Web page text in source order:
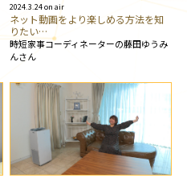
2024.3.24 on air
ネット動画をより楽しめる方法を知
りたい…
時短家事コーディネーターの藤田ゆうみ
んさん